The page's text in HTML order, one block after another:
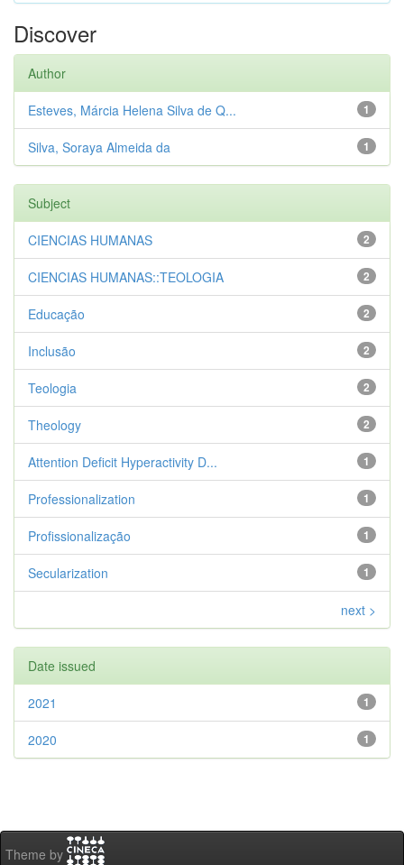
Discover
Author
1
Esteves, Márcia Helena Silva de Q...
1
Silva, Soraya Almeida da
Subject
2
CIENCIAS HUMANAS
2
CIENCIAS HUMANAS::TEOLOGIA
2
Educação
2
Inclusão
2
Teologia
2
Theology
1
Attention Deficit Hyperactivity D...
1
Professionalization
1
Profissionalização
1
Secularization
next >
Date issued
1
2021
1
2020
Theme by